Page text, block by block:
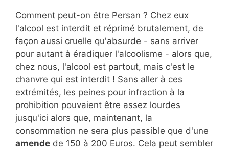
Comment peut-on être Persan ? Chez eux
l'alcool est interdit et réprimé brutalement, de
façon aussi cruelle qu'absurde - sans arriver
pour autant à éradiquer l'alcoolisme - alors que,
chez nous, l'alcool est partout, mais c'est le
chanvre qui est interdit ! Sans aller à ces
extrémités, les peines pour infraction à la
prohibition pouvaient être assez lourdes
jusqu'ici alors que, maintenant, la
consommation ne sera plus passible que d'une
amende de 150 à 200 Euros. Cela peut sembler